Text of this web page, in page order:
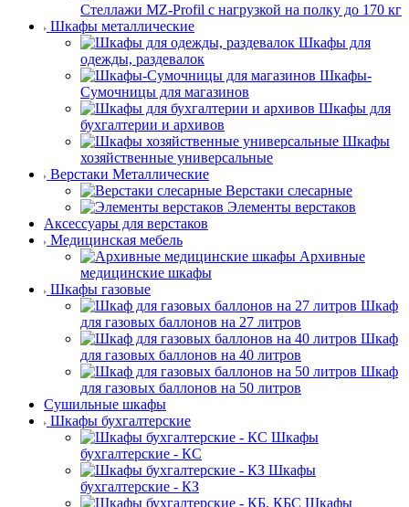
Стеллажи MZ-Profil с нагрузкой на полку до 170 кг
Шкафы металлические
Шкафы для
одежды, раздевалок
Шкафы-
Сумочницы для магазинов
Шкафы для
бухгалтерии и архивов
Шкафы
хозяйственные универсальные
Верстаки Металлические
Верстаки слесарные
Элементы верстаков
Аксессуары для верстаков
Медицинская мебель
Архивные
медицинские шкафы
Шкафы газовые
Шкаф
для газовых баллонов на 27 литров
Шкаф
для газовых баллонов на 40 литров
Шкаф
для газовых баллонов на 50 литров
Сушильные шкафы
Шкафы бухгалтерские
Шкафы
бухгалтерские - КС
Шкафы
бухгалтерские - КЗ
Шкафы